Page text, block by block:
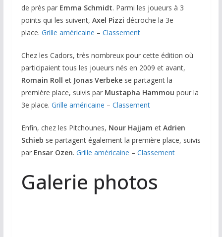
de près par Emma Schmidt. Parmi les joueurs à 3
points qui les suivent, Axel Pizzi décroche la 3e
place. Grille américaine – Classement
Chez les Cadors, très nombreux pour cette édition où
participaient tous les joueurs nés en 2009 et avant,
Romain Roll et Jonas Verbekese partagent la
première place, suivis par Mustapha Hammou pour la
3e place. Grille américaine – Classement
Enfin, chez les Pitchounes, Nour Hajjam et Adrien
Schieb se partagent également la première place, suivis
par Ensar Ozen. Grille américaine – Classement
Galerie photos